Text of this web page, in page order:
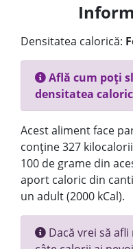
Densitatea calorică:
Află cum poți
densitatea
Acest aliment face
conține 327
100 de grame din
aport caloric din
un adult (2000 kCal).
Dacă vrei să